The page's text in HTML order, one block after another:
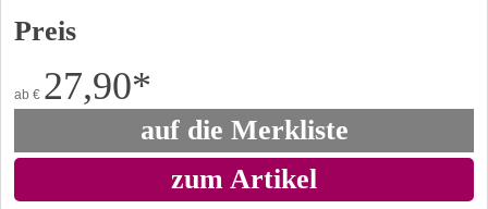
Preis
ab € 27,90*
auf die Merkliste
zum Artikel